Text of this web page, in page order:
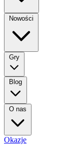
Nowości
Gry
Blog
O nas
Okazje